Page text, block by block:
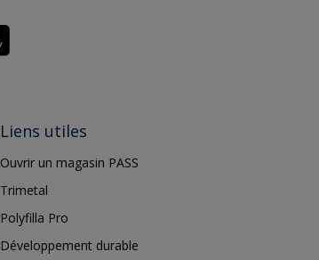
Liens utiles
Ouvrir un magasin PASS
Trimetal
Polyfilla Pro
Développement durable